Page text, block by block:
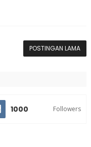
POSTINGAN LAMA
1000 Followers